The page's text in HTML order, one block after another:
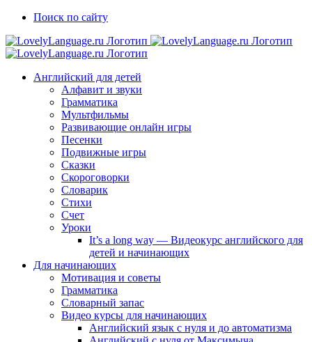
Skip
content
TelegramПоиск по сайту
Английский для детей
Алфавит и звуки
Грамматика
Мультфильмы
Развивающие онлайн игры
Песенки
Подвижные игры
Сказки
Скороговорки
Словарик
Стихи
Счет
Уроки
It’s a long way — Видеокурс английского для
детей и начинающих
Для начинающих
Мотивация и советы
Грамматика
Словарный запас
Видео курсы для начинающих
Английский язык с нуля и до автоматизма